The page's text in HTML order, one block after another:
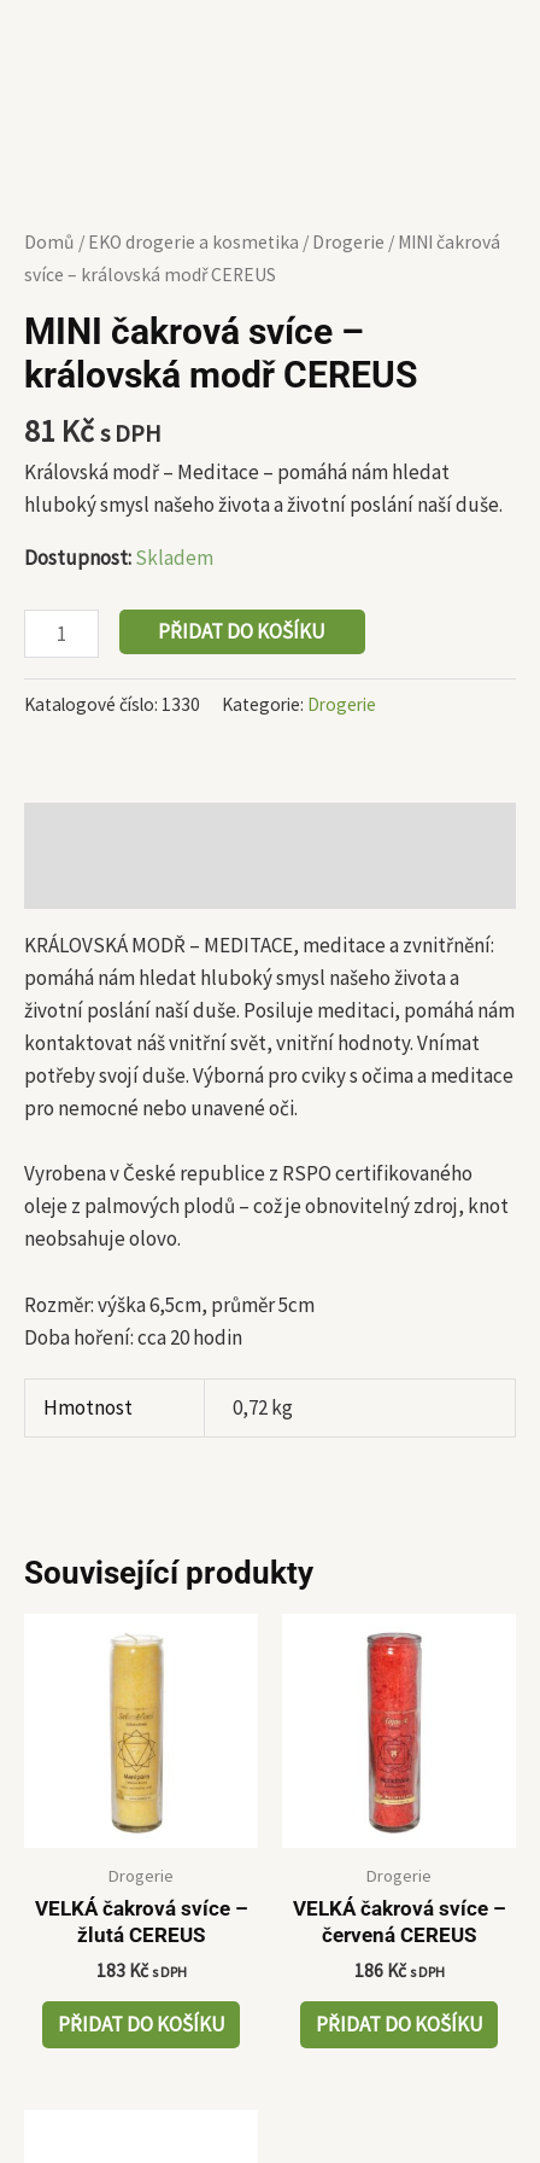
Domů / EKO drogerie a kosmetika / Drogerie / MINI čakrová
svíce – královská modř CEREUS
MINI čakrová svíce –
královská modř CEREUS
81 Kčs DPH
Královská modř – Meditace – pomáhá nám hledat
hluboký smysl našeho života a životní poslání naší duše.
Dostupnost:Skladem
PŘIDAT DO KOŠÍKU
Katalogové číslo: 1330 Kategorie: Drogerie
KRÁLOVSKÁ MODŘ – MEDITACE, meditace a zvnitřnění:
pomáhá nám hledat hluboký smysl našeho života a
životní poslání naší duše. Posiluje meditaci, pomáhá nám
kontaktovat náš vnitřní svět, vnitřní hodnoty. Vnímat
potřeby svojí duše. Výborná pro cviky s očima a meditace
pro nemocné nebo unavené oči.
Vyrobena v České republice z RSPO certifikovaného
oleje z palmových plodů – což je obnovitelný zdroj, knot
neobsahuje olovo.
Rozměr: výška 6,5cm, průměr 5cm
Doba hoření: cca 20 hodin
Hmotnost 0,72 kg
Související produkty
Drogerie
VELKÁ čakrová svíce –
žlutá CEREUS
183 Kč s DPH
PŘIDAT DO KOŠÍKU
Drogerie
VELKÁ čakrová svíce –
červená CEREUS
186 Kč s DPH
PŘIDAT DO KOŠÍKU